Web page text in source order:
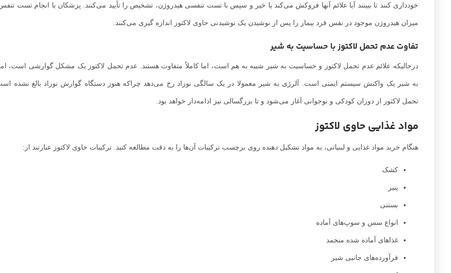
خودداری کنند تا ببینند آیا علائم آنها فروکش می‌کند یا خیر و سپس با تست تنفسی هیدروژن، تشخیص را تأیید می‌کنند. پزشکان با انجام تست
میزان هیدروژن موجود در نفس فرد بیمار را پس از نوشیدن یک نوشیدنی حاوی لاکتوز اندازه گیری می‌کنند.
تفاوت عدم تحمل لاکتوز با حساسیت به شیر
درحالیکه علائم عدم تحمل لاکتوز و حساسیت به شیر شبیه به هم‌ است، اما کاملاً متفاوت هستند. عدم تحمل لاکتوز یک مشکل گوارشی است،
به شیر یک واکنش سیستم ایمنی است. آلرژی به شیر معمولا در یک سالگی نوزاد رخ می‌دهد چراکه هنوز دستگاه گوارش نوزاد بالغ نشده
تحمل لاکتوز از دوران کودکی و نوجوانی آغاز می‌شود و تا بزرگسالی نیز ادامه‌دار خواهد بود.
مواد غذایی حاوی لاکتوز
هنگام خرید مواد غذایی و لبنیاتی، به مواد تشکیل دهنده روی برچسب ترکیبات آن‌ها را به دقت مطالعه کنید. ترکیبات حاوی لاکتوز عبارتند از:
کشک
پنیر
بستنی
انواع سس و سوپ‌های آماده
غذاهای آماده شده منجمد
فرآورده‌های جانبی شیر